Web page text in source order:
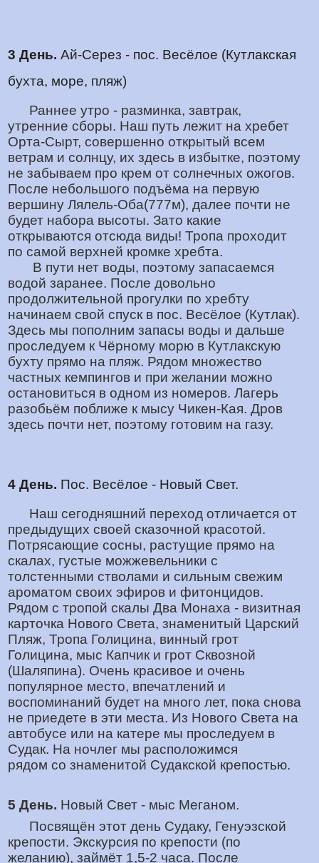
3 День.Ай-Серез - пос. Весёлое (Кутлакская
бухта, море, пляж)
Раннее утро - разминка, завтрак,
утренние сборы. Наш путь лежит на хребет
Орта-Сырт, совершенно открытый всем
ветрам и солнцу, их здесь в избытке, поэтому
не забываем про крем от солнечных ожогов.
После небольшого подъёма на первую
вершину Лялель-Оба(777м), далее почти не
будет набора высоты. Зато какие
открываются отсюда виды! Тропа проходит
по самой верхней кромке хребта.
В пути нет воды, поэтому запасаемся
водой заранее. После довольно
продолжительной прогулки по хребту
начинаем свой спуск в пос. Весёлое (Кутлак).
Здесь мы пополним запасы воды и дальше
проследуем к Чёрному морю в Кутлакскую
бухту прямо на пляж. Рядом множество
частных кемпингов и при желании можно
остановиться в одном из номеров. Лагерь
разобьём поближе к мысу Чикен-Кая. Дров
здесь почти нет, поэтому готовим на газу.
4 День. Пос. Весёлое - Новый Свет.
Наш сегодняшний переход отличается от
предыдущих своей сказочной красотой.
Потрясающие сосны, растущие прямо на
скалах, густые можжевельники с
толстенными стволами и сильным свежим
ароматом своих эфиров и фитонцидов.
Рядом с тропой скалы Два Монаха - визитная
карточка Нового Света, знаменитый Царский
Пляж, Тропа Голицина, винный грот
Голицина, мыс Капчик и грот Сквозной
(Шаляпина). Очень красивое и очень
популярное место, впечатлений и
воспоминаний будет на много лет, пока снова
не приедете в эти места. Из Нового Света на
автобусе или на катере мы проследуем в
Судак. На ночлег мы расположимся
рядом со знаменитой Судакской крепостью.
5 День. Новый Свет - мыс Меганом.
Посвящён этот день Судаку, Генуэзской
крепости. Экскурсия по крепости (по
желанию), займёт 1,5-2 часа. После